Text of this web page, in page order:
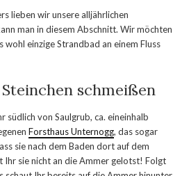
lieben wir unsere alljährlichen
man in diesem Abschnitt. Wir möchten
wohl einzige Strandbad an einem Fluss
schmeißen
südlich von Saulgrub, ca. eineinhalb
Forsthaus Unternogg, das sogar
sie nach dem Baden dort auf dem
sie nicht an die Ammer gelotst! Folgt